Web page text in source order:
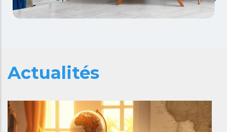
Actualités